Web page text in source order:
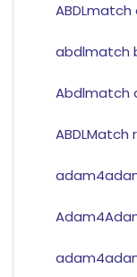
ABDLmatch
abdlmatch
Abdlmatch
ABDLMatch